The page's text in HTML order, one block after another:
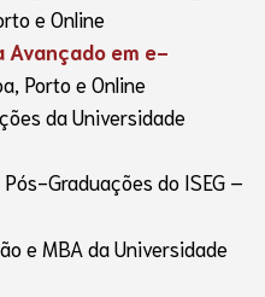
e Online
Avançado em e-
Porto e Online
da Universidade
Graduações do ISEG –
e MBA da Universidade